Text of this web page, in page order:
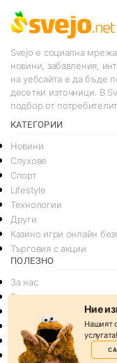
Svejo е социална
новини, забавления,
на уебсайта е да бъде
десетки източници. В
подбор от
КАТЕГОРИИ
Новини
Слухове
Спорт
Lifestyle
Технологии
Други
Казино игри онлайн
Търговия с акции
ПОЛЕЗНО
За нас
Реклама
Условия за споделяне
Политика за
Политика на
Ние
Нашият
услугата!